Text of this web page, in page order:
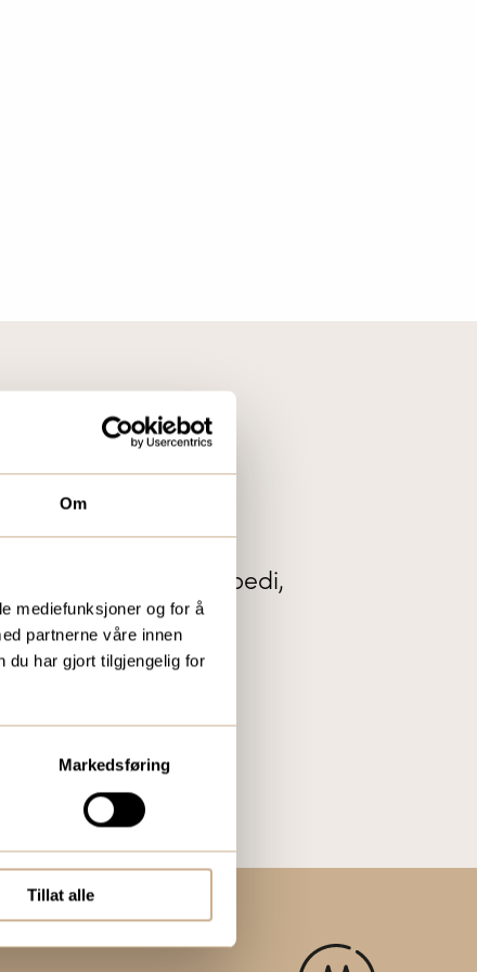
Om
mediefunksjoner og for å
partnerne våre innen
du har gjort tilgjengelig for
Markedsføring
Tillat alle
vi ut vårt gratis
nytt innenfor ortopedi,
og mikroskopi.